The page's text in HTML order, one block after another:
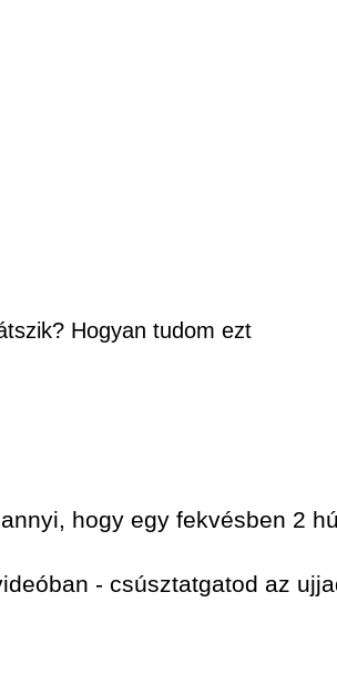
Hogyan tudom ezt
hogy egy fekvésben 2
- csúsztatgatod az